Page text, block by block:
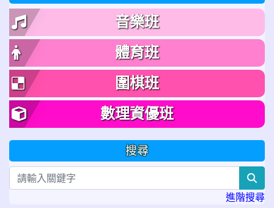
音樂班
體育班
圍棋班
數理資優班
搜尋
進階搜尋